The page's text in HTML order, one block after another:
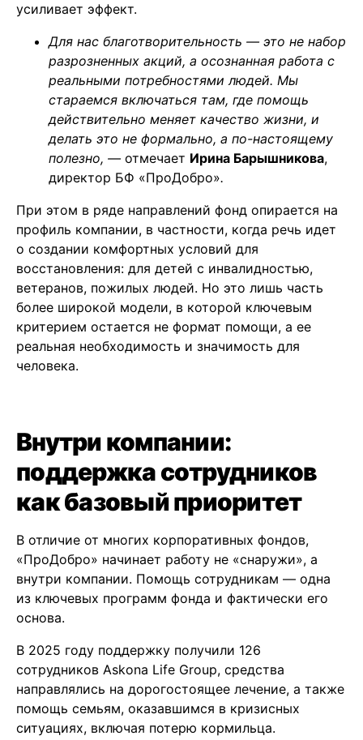
усиливает эффект.
Для нас благотворительность — это не набор
разрозненных акций, а осознанная работа с
реальными потребностями людей. Мы
стараемся включаться там, где помощь
действительно меняет качество жизни, и
делать это не формально, а по-настоящему
полезно, — отмечает Ирина Барышникова,
директор БФ «ПроДобро».
При этом в ряде направлений фонд опирается на
профиль компании, в частности, когда речь идет
о создании комфортных условий для
восстановления: для детей с инвалидностью,
ветеранов, пожилых людей. Но это лишь часть
более широкой модели, в которой ключевым
критерием остается не формат помощи, а ее
реальная необходимость и значимость для
человека.
Внутри компании:
поддержка сотрудников
как базовый приоритет
В отличие от многих корпоративных фондов,
«ПроДобро» начинает работу не «снаружи», а
внутри компании. Помощь сотрудникам — одна
из ключевых программ фонда и фактически его
основа.
В 2025 году поддержку получили 126
сотрудников Askona Life Group, средства
направлялись на дорогостоящее лечение, а также
помощь семьям, оказавшимся в кризисных
ситуациях, включая потерю кормильца.